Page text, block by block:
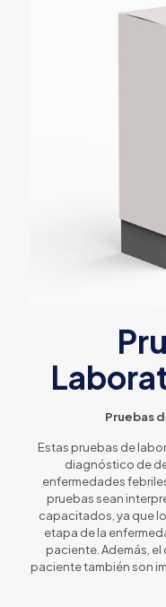
Pruebas
Estas pruebas de
diagnóstico de
enfermedades
pruebas sean
capacitados, ya que
etapa de la
paciente. Además,
paciente también son